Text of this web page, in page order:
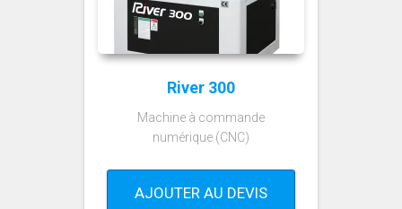
River 300
Machine à commande
numérique (CNC)
AJOUTER AU DEVIS